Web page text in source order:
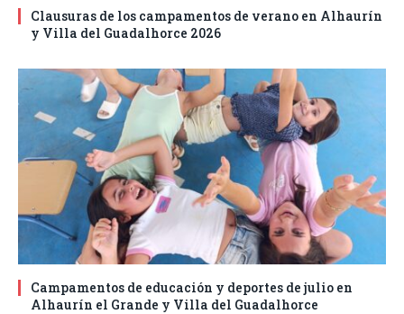
Clausuras de los campamentos de verano en Alhaurín
y Villa del Guadalhorce 2026
Campamentos de educación y deportes de julio en
Alhaurín el Grande y Villa del Guadalhorce